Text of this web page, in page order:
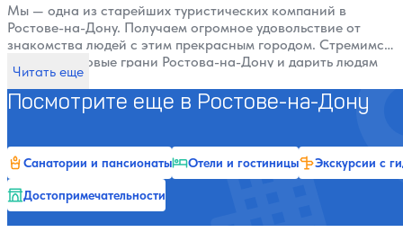
Мы — одна из старейших туристических компаний в
Ростове-на-Дону. Получаем огромное удовольствие от
знакомства людей с этим прекрасным городом. Стремимся
открывать новые грани Ростова-на-Дону и дарить людям
положительные эмоции. Когда проводим экскурсии, мы
словно становимся актёрами на сцене. Поэтому с нами
вам никогда не будет скучно! Будем рады видеть вас!
Читать еще
Посмотрите еще в Ростове-на-Дону
Санатории и пансионаты Отели и гостиницы
Экскурсии с
Достопримечательности